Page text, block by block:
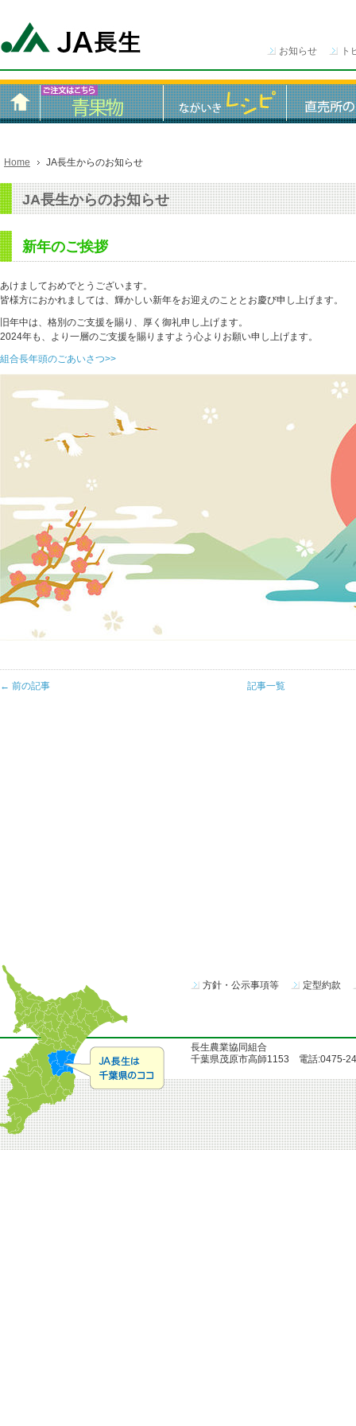
お知らせ ト
Home JA長生からのお知らせ
JA長生からのお知らせ
新年のご挨拶
あけましておめでとうございます。
皆様方におかれましては、輝かしい新年をお迎えのこととお慶び申し上げます。
旧年中は、格別のご支援を賜り、厚く御礼申し上げます。
2024年も、より一層のご支援を賜りますよう心よりお願い申し上げます。
組合長年頭のごあいさつ>>
← 前の記事 記事一覧
方針・公示事項等 定型約款
長生農業協同組合
千葉県茂原市高師1153 電話:0475-